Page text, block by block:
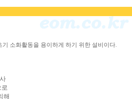
소화활동을 용이하게 하기 위한 설비이다.
해